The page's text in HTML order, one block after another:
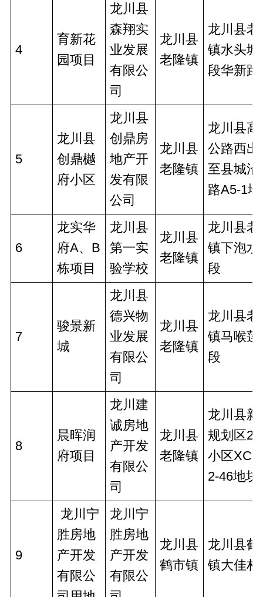
4
育新花
园项目
龙川县
森翔实
业发展
有限公
司
龙川县
老隆镇
龙川县老
镇水头塘
段华新路
5
龙川县
创鼎樾
府小区
龙川县
创鼎房
地产开
发有限
公司
龙川县
老隆镇
龙川县高
公路西出
至县城沿
路A5-1
6
龙实华
府A、B
栋项目
龙川县
第一实
验学校
龙川县
老隆镇
龙川县老
镇下泡水
段
7
骏景新
城
龙川县
德兴物
业发展
有限公
司
龙川县
老隆镇
龙川县老
镇马喉莲
段
8
晨晖润
府项目
龙川建
诚房地
产开发
有限公
司
龙川县
老隆镇
龙川县新
规划区2
小区
2-46地块
9
龙川宁
胜房地
产开发
有限公
龙川宁
胜房地
产开发
有限公
龙川县
鹤市镇
龙川县鹤
镇大佳村